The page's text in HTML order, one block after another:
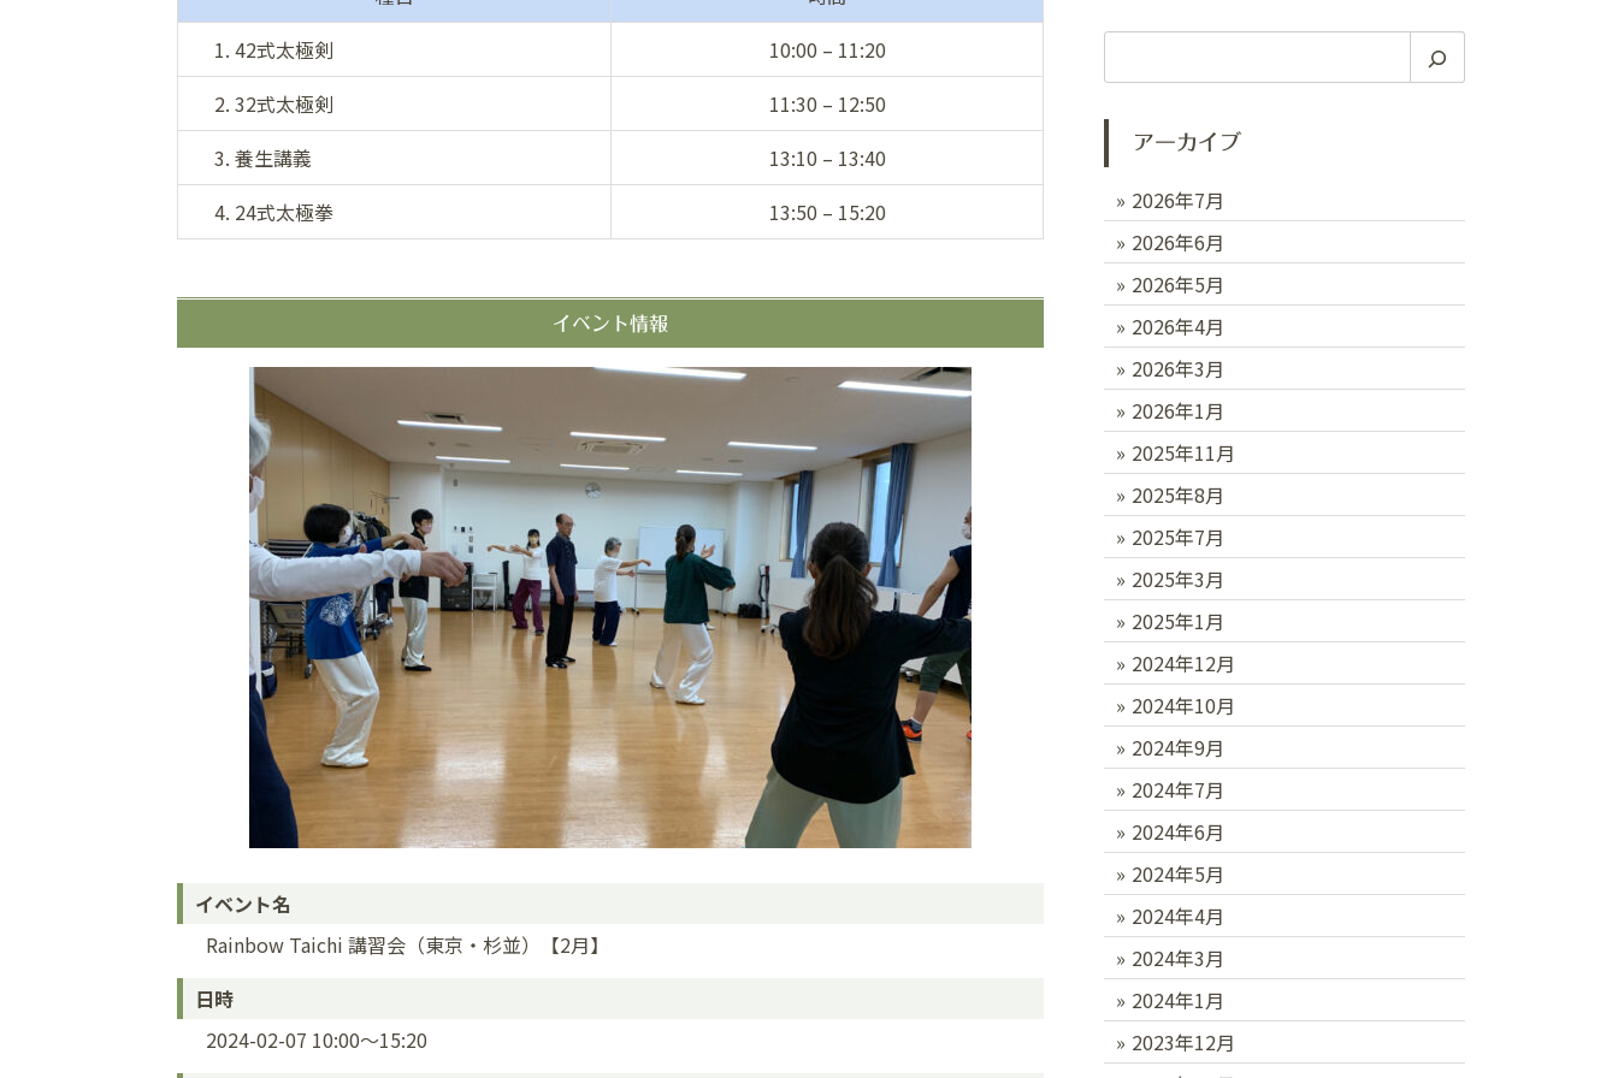
1. 42式太極剣
10:00 – 11:20
2. 32式太極剣
11:30 – 12:50
3. 養生講義
13:10 – 13:40
4. 24式太極拳
13:50 – 15:20
イベント情報
イベント名
Rainbow Taichi 講習会（東京・杉並）【2月】
日時
2024-02-07 10:00～15:20
索
アーカイブ
2026年7月
2026年6月
2026年5月
2026年4月
2026年3月
2026年1月
2025年11月
2025年8月
2025年7月
2025年3月
2025年1月
2024年12月
2024年10月
2024年9月
2024年7月
2024年6月
2024年5月
2024年4月
2024年3月
2024年1月
2023年12月